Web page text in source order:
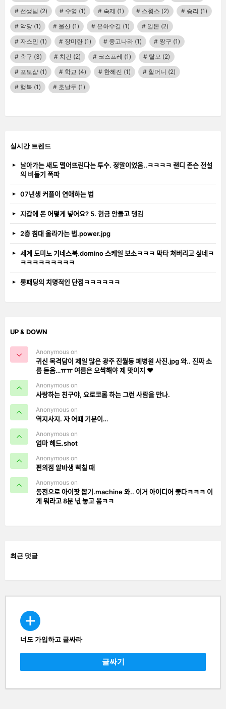
선생님 (2) 수영 (1) 숙제 (1) 스윙스 (2) 승리 (1)
악당 (1) 울산 (1) 은하수길 (1) 일본 (2)
자스민 (1) 장미란 (1) 중고나라 (1) 짱구 (1)
축구 (3) 치킨 (2) 코스프레 (1) 탈모 (2)
포토샵 (1) 학교 (4) 한혜진 (1) 할머니 (2)
행복 (1) 호날두 (1)
실시간 트렌드
날아가는 새도 떨어뜨린다는 투수. 정말이었음..ㅋㅋㅋㅋ 랜디 존슨 전설
의 비둘기 폭파
07년생 커플이 연애하는 법
지갑에 돈 어떻게 넣어요? 5. 현금 안들고 댕김
2층 침대 올라가는 법.power.jpg
세계 도미노 기네스북.domino 스케일 보소ㅋㅋㅋ 막타 쳐버리고 싶네ㅋ
ㅋㅋㅋㅋㅋㅋㅋㅋㅋ
롱패딩의 치명적인 단점ㅋㅋㅋㅋㅋㅋ
UP & DOWN
Anonymous on
귀신 목격담이 제일 많은 광주 진월동 폐병원 사진.jpg 와.. 진짜 소
름 돋음…ㅠㅠ 여름은 오싹해야 제 맛이지 ❤️
Anonymous on
사랑하는 친구야, 요로코롬 하는 그런 사람을 만나.
Anonymous on
역지사지. 자 어때 기분이…
Anonymous on
엄마 헤드.shot
Anonymous on
편의점 알바생 빡칠 때
Anonymous on
동전으로 아이팟 뽑기.machine 와.. 이거 아이디어 좋다ㅋㅋㅋ 이
게 뭐라고 8분 넋 놓고 봄ㅋㅋ
최근 댓글
CREATE
너도 가입하고 글싸라
글싸기